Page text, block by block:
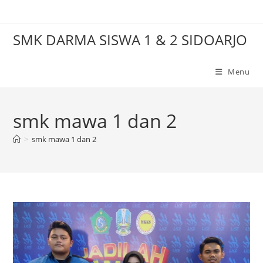
contentSMK DARMA SISWA 1 & 2 SIDOARJO
Menu
smk mawa 1 dan 2
> smk mawa 1 dan 2